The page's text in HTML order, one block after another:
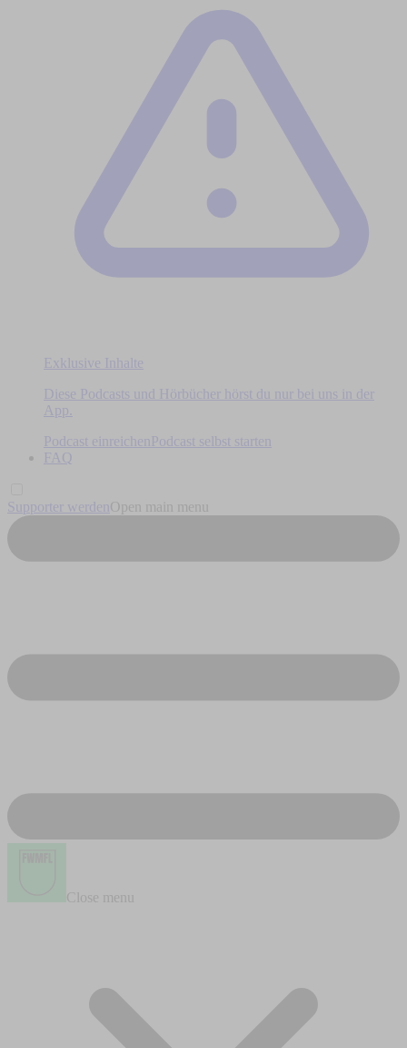
Exklusive Inhalte
Diese Podcasts und Hörbücher hörst du nur bei uns in der
App.
Podcast einreichen
Podcast selbst starten
FAQ
Supporter werden Open main menu
Close menu